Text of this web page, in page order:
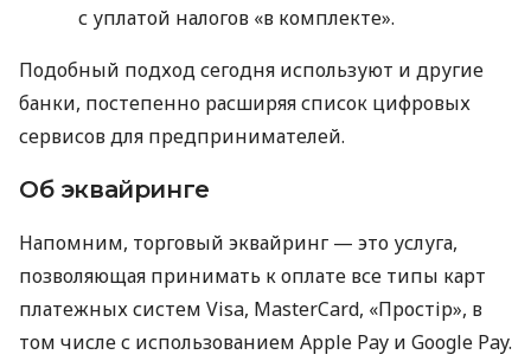
с уплатой налогов «в комплекте».
Подобный подход сегодня используют и другие
банки, постепенно расширяя список цифровых
сервисов для предпринимателей.
Об эквайринге
Напомним, торговый эквайринг — это услуга,
позволяющая принимать к оплате все типы карт
платежных систем Visa, MasterCard, «Простір», в
том числе с использованием Apple Pay и Google Pay.